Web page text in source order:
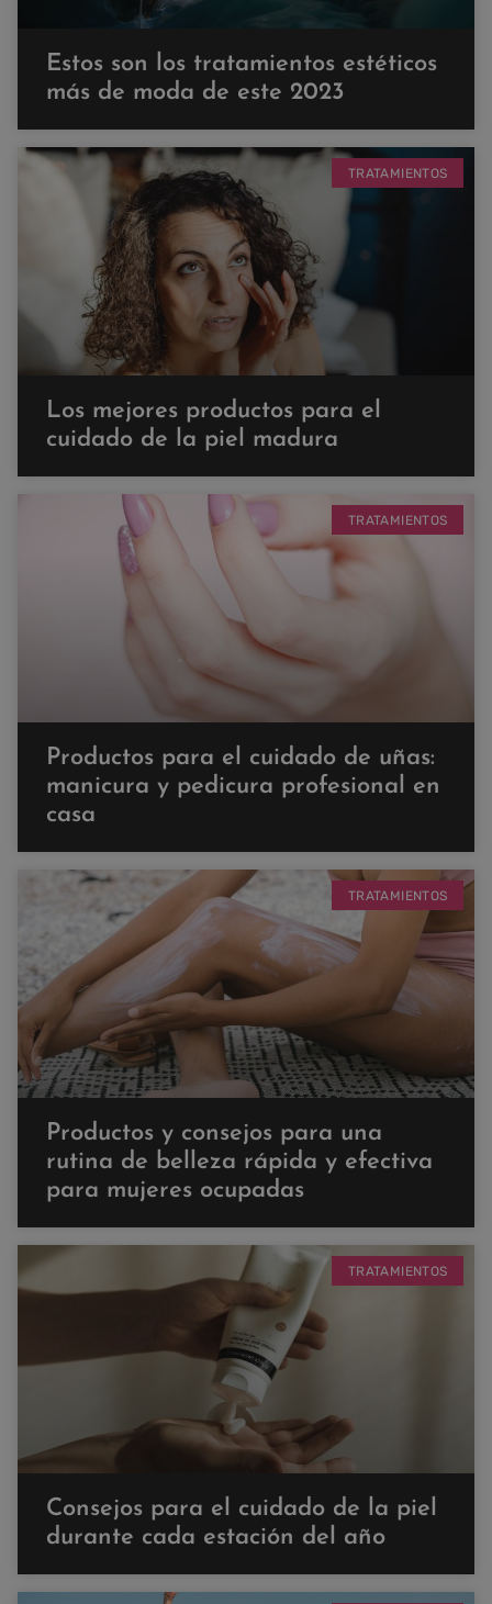
Estos son los tratamientos estéticos
más de moda de este 2023
TRATAMIENTOS
Los mejores productos para el
cuidado de la piel madura
TRATAMIENTOS
Productos para el cuidado de uñas:
manicura y pedicura profesional en
casa
TRATAMIENTOS
Productos y consejos para una
rutina de belleza rápida y efectiva
para mujeres ocupadas
TRATAMIENTOS
Consejos para el cuidado de la piel
durante cada estación del año